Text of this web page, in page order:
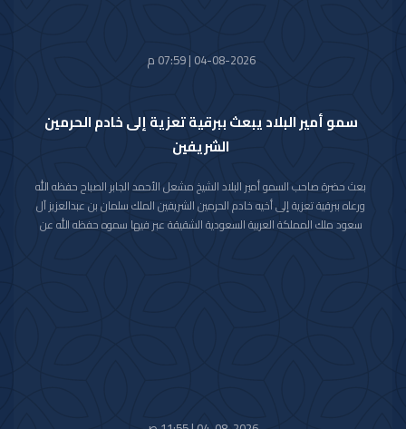
04-08-2026 | 07:59 م
سمو أمير البلاد يبعث ببرقية تعزية إلى خادم الحرمين
الشريفين
بعث حضرة صاحب السمو أمير البلاد الشيخ مشعل الأحمد الجابر الصباح حفظه الله
ورعاه ببرقية تعزية إلى أخيه خادم الحرمين الشريفين الملك سلمان بن عبدالعزيز آل
سعود ملك المملكة العربية السعودية الشقيقة عبر فيها سموه حفظه الله عن